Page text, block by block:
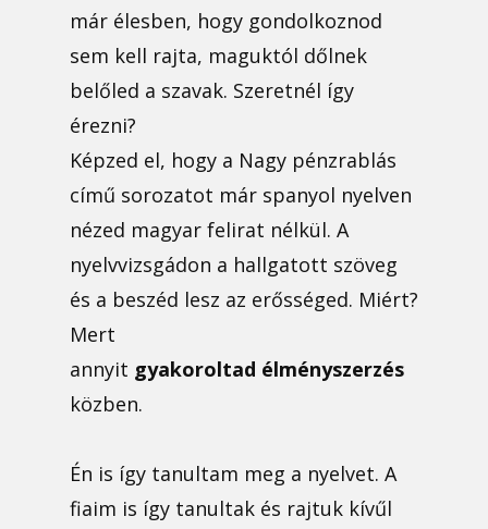
már élesben, hogy gondolkoznod
sem kell rajta, maguktól dőlnek
belőled a szavak. Szeretnél így
érezni?
Képzed el, hogy a Nagy pénzrablás
című sorozatot már spanyol nyelven
nézed magyar felirat nélkül. A
nyelvvizsgádon a hallgatott szöveg
és a beszéd lesz az erősséged. Miért?
Mert
annyit gyakoroltad élményszerzés
közben.
Én is így tanultam meg a nyelvet. A
fiaim is így tanultak és rajtuk kívűl